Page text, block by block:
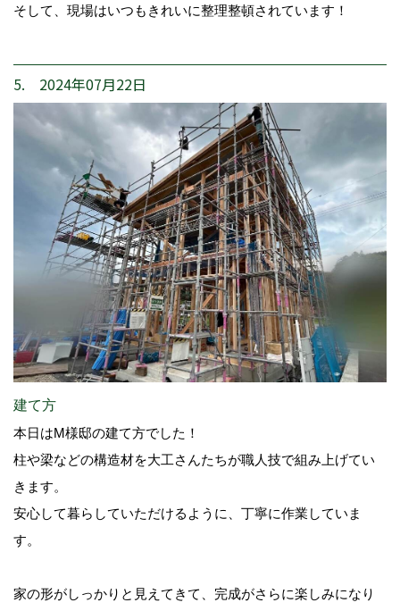
そして、現場はいつもきれいに整理整頓されています！
5. 2024年07月22日
建て方
本日はM様邸の建て方でした！
柱や梁などの構造材を大工さんたちが職人技で組み上げてい
きます。
安心して暮らしていただけるように、丁寧に作業していま
す。
家の形がしっかりと見えてきて、完成がさらに楽しみになり